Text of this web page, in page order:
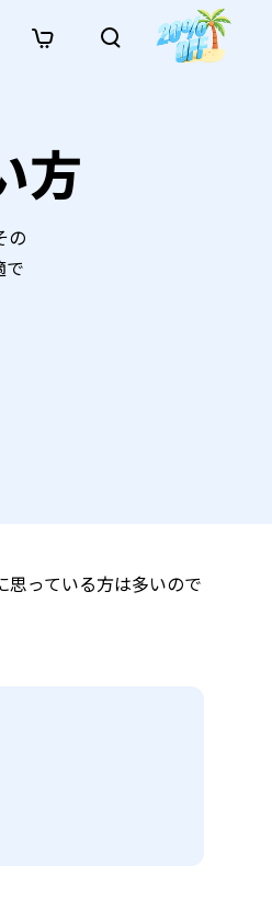
· HDDデータ復元
· ゴミ箱復元
· エクセル復元
フィギュアプロンプト
プロンプト
ロンプト
レートプロンプト
ロンプト
· 重複検索（Win）
· 重複検索（Mac）
· ディスク容量を解放
方
の
で
思っている方は多いので